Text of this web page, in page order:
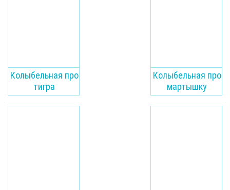
Колыбельная про
тигра
Колыбельная про
мартышку